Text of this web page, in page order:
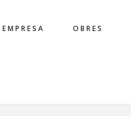
EMPRESA OBRES